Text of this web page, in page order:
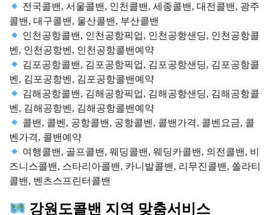
전국콜밴, 서울콜밴, 인천콜밴, 세종콜밴, 대전콜밴, 광주
콜밴, 대구콜밴, 울산콜밴, 부산콜밴
인천공항콜밴, 인천공항픽업, 인천공항샌딩, 인천공항콜
벤, 인천공항벤, 인천공항콜밴예약
김포공항콜밴, 김포공항픽업, 김포공항샌딩, 김포공항콜
벤, 김포공항벤, 김포공항콜밴예약
김해공항콜밴, 김해공항픽업, 김해공항샌딩, 김해공항콜
벤, 김해공항벤, 김해공항콜밴예약
콜밴, 콜벤, 공항콜밴, 공항콜벤, 콜밴가격, 콜벤요금, 콜
벤가격, 콜밴예약
여행콜밴, 골프콜밴, 웨딩콜밴, 웨딩카콜밴, 의전콜밴, 비
즈니스콜밴, 스타리아콜밴, 카니발콜밴, 리무진콜밴, 쏠라티
콜밴, 벤츠스프린터콜밴
강원도콜밴 지역 맞춤서비스